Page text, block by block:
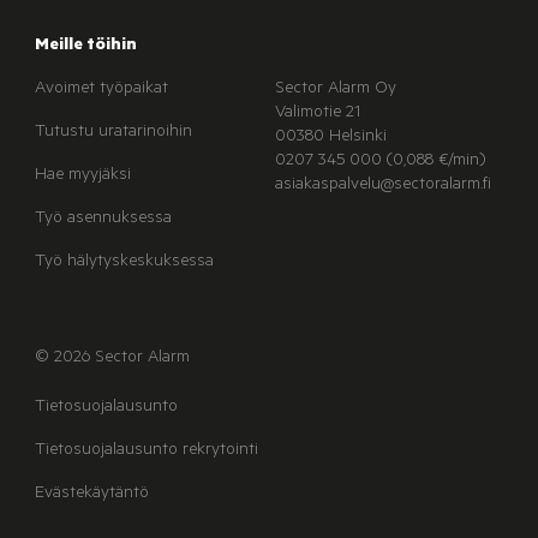
Meille töihin
Avoimet työpaikat
Tutustu uratarinoihin
Hae myyjäksi
Työ asennuksessa
Työ hälytyskeskuksessa
Sector Alarm Oy
Valimotie 21
00380 Helsinki
0207 345 000 (0,088 €/min)
asiakaspalvelu@sectoralarm.fi
© 2026 Sector Alarm
Tietosuojalausunto
Tietosuojalausunto rekrytointi
Evästekäytäntö